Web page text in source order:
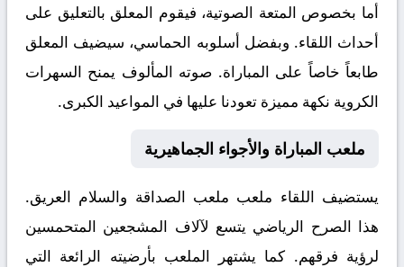
أما بخصوص المتعة الصوتية، فيقوم المعلق بالتعليق على
أحداث اللقاء. وبفضل أسلوبه الحماسي، سيضيف المعلق
طابعاً خاصاً على المباراة. صوته المألوف يمنح السهرات
الكروية نكهة مميزة تعودنا عليها في المواعيد الكبرى.
ملعب المباراة والأجواء الجماهيرية
يستضيف اللقاء ملعب ملعب الصداقة والسلام العريق.
هذا الصرح الرياضي يتسع لآلاف المشجعين المتحمسين
لرؤية فرقهم. كما يشتهر الملعب بأرضيته الرائعة التي